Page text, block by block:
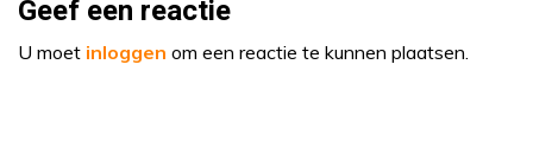
Geef een reactie
U moet inloggen om een reactie te kunnen plaatsen.